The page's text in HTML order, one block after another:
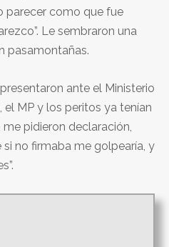
parecer como que fue
Le sembraron una
pasamontañas.
ante el Ministerio
el MP y los peritos ya tenían
pidieron declaración,
no firmaba me golpearía, y